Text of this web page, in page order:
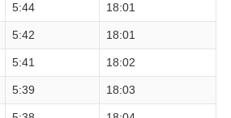
5:44 18:01
5:42 18:01
5:41 18:02
5:39 18:03